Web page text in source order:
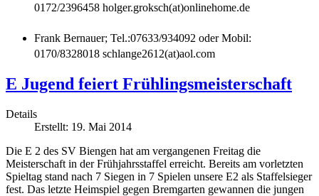
0172/2396458 holger.groksch(at)onlinehome.de
Frank Bernauer; Tel.:07633/934092 oder Mobil:
0170/8328018 schlange2612(at)aol.com
E Jugend feiert Frühlingsmeisterschaft
Details
Erstellt: 19. Mai 2014
Die E 2 des SV Biengen hat am vergangenen Freitag die
Meisterschaft in der Frühjahrsstaffel erreicht. Bereits am vorletzten
Spieltag stand nach 7 Siegen in 7 Spielen unsere E2 als Staffelsieger
fest. Das letzte Heimspiel gegen Bremgarten gewannen die jungen